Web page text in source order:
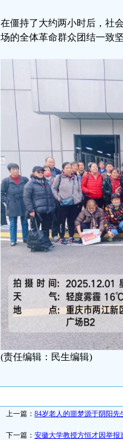
在僵持了大约两小时后，社
场的全体革命群众团结一致
(责任编辑：民生编辑)
上一篇： 84岁老人的噩梦源于阴阳先
下一篇： 安徽大学教授方恒才因举报